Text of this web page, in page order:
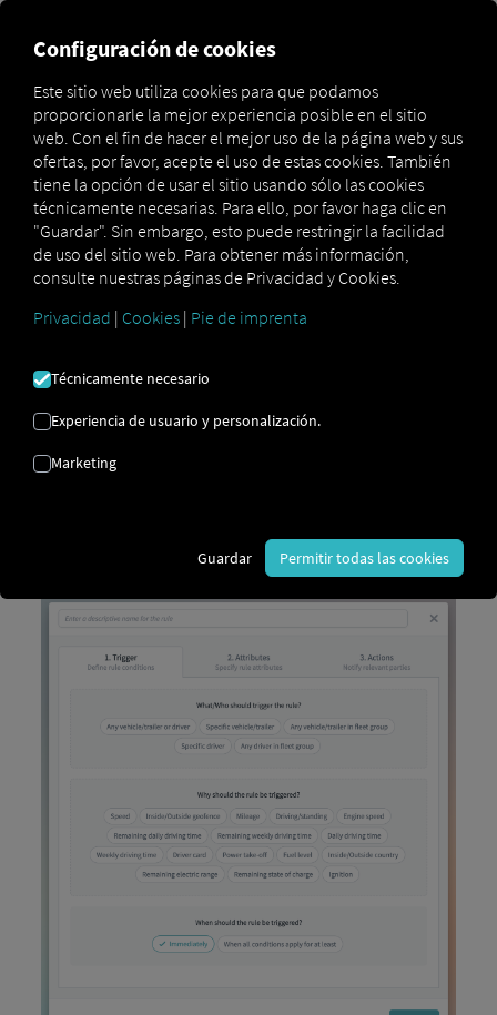
Creación de una regla
personalizada
Las reglas personalizadas te permiten notificarte a ti
mismo o a otros usuarios de tu cuenta sobre diversos
eventos, ya sea por correo electrónico o directamente a
través de la plataforma. De esta forma, siempre
mantienes el control total.
Solo los usuarios con derechos de
Los usuarios que no tengan este rol pueden, sin
notificaciones.
Configuración de cookies
Este sitio web utiliza cookies para que podamos
proporcionarle la mejor experiencia posible en el sitio
web. Con el fin de hacer el mejor uso de la página web y sus
ofertas, por favor, acepte el uso de estas cookies. También
tiene la opción de usar el sitio usando sólo las cookies
técnicamente necesarias. Para ello, por favor haga clic en
"Guardar". Sin embargo, esto puede restringir la facilidad
de uso del sitio web. Para obtener más información,
consulte nuestras páginas de Privacidad y Cookies.
Privacidad | Cookies | Pie de imprenta
Técnicamente necesario
Experiencia de usuario y personalización.
Marketing
Guardar Permitir todas las cookies